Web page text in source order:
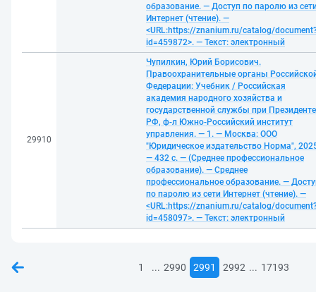
образование. — Доступ по паролю из
Интернет (чтение). —
<URL:https://znanium.ru/catalog/
id=459872>. — Текст: электронный
29910
Чупилкин, Юрий Борисович.
Правоохранительные органы
Федерации: Учебник / Российская
академия народного хозяйства и
государственной службы при Президенте
РФ, ф-л Южно-Российский институт
управления. — 1. — Москва: ООО
"Юридическое издательство Норма",
— 432 с. — (Среднее профессиональное
образование). — Среднее
профессиональное образование. —
по паролю из сети Интернет (чтение). —
<URL:https://znanium.ru/catalog/
id=458097>. — Текст: электронный
1 ... 2990 2991 2992 ... 17193